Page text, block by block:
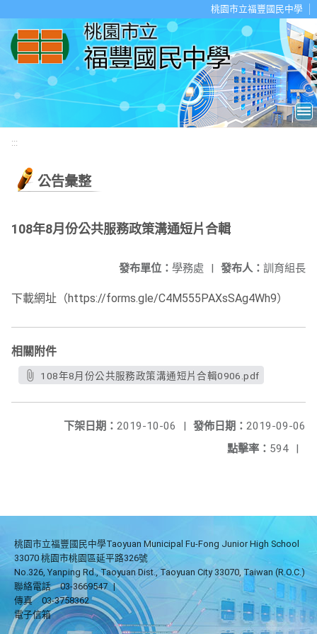
桃園市立福豐國民中學
:::
公告彙整
108年8月份公共服務政策溝通短片合輯
發布人： 訓育組長
發布單位： 學務處 |
下載網址（https://forms.gle/C4M555PAXsSAg4Wh9）
相關附件
108年8月份公共服務政策溝通短片合輯0906.pdf
發佈日期： 2019-09-06
下架日期： 2019-10-06
|
點擊率： 594 |
桃園市立福豐國民中學Taoyuan Municipal Fu-Fong Junior High School
33070 桃園市桃園區延平路326號
No.326, Yanping Rd., Taoyuan Dist., Taoyuan City 33070, Taiwan (R.O.C.)
聯絡電話
03-3669547 |
傳真
03-3758362
電子信箱